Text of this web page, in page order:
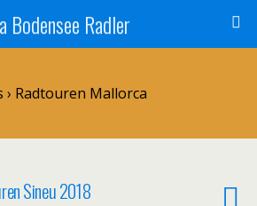
Bodensee Radler
› Radtouren Mallorca
Sineu 2018